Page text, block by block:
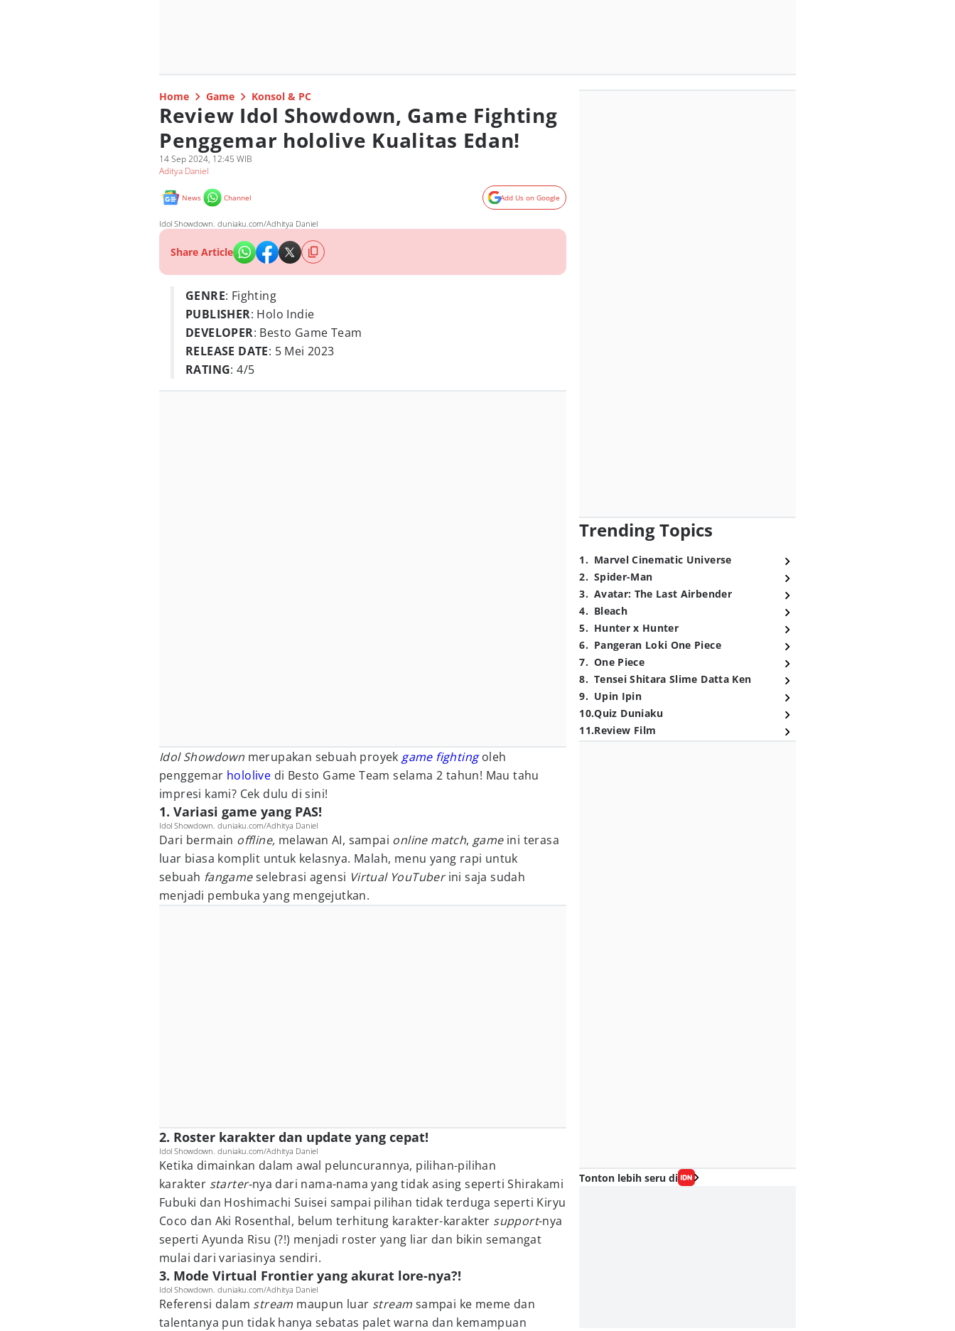
Home Game Konsol & PC
Review Idol Showdown, Game Fighting
Penggemar hololive Kualitas Edan!
14 Sep 2024, 12:45 WIB
Aditya Daniel
News Channel Add Us on Google
Idol Showdown. duniaku.com/Adhitya Daniel
Share Article
GENRE: Fighting
PUBLISHER: Holo Indie
DEVELOPER: Besto Game Team
RELEASE DATE: 5 Mei 2023
RATING: 4/5
Idol Showdown merupakan sebuah proyek game fighting oleh
penggemar hololive di Besto Game Team selama 2 tahun! Mau tahu
impresi kami? Cek dulu di sini!
1. Variasi game yang PAS!
Idol Showdown. duniaku.com/Adhitya Daniel
Dari bermain offline, melawan AI, sampai online match, game ini terasa
luar biasa komplit untuk kelasnya. Malah, menu yang rapi untuk
sebuah fangameselebrasi agensi Virtual YouTuberini saja sudah
menjadi pembuka yang mengejutkan.
2. Roster karakter dan update yang cepat!
Idol Showdown. duniaku.com/Adhitya Daniel
Ketika dimainkan dalam awal peluncurannya, pilihan-pilihan
karakter starter-nya dari nama-nama yang tidak asing seperti Shirakami
Fubuki dan Hoshimachi Suisei sampai pilihan tidak terduga seperti Kiryu
Coco dan Aki Rosenthal, belum terhitung karakter-karakter support-nya
seperti Ayunda Risu (?!) menjadi roster yang liar dan bikin semangat
mulai dari variasinya sendiri.
3. Mode Virtual Frontier yang akurat lore-nya?!
Idol Showdown. duniaku.com/Adhitya Daniel
Referensi dalam stream maupun luar stream sampai ke meme dan
talentanya pun tidak hanya sebatas palet warna dan kemampuan
Trending Topics
1. Marvel Cinematic Universe
2. Spider-Man
3. Avatar: The Last Airbender
4. Bleach
5. Hunter x Hunter
6. Pangeran Loki One Piece
7. One Piece
8. Tensei Shitara Slime Datta Ken
9. Upin Ipin
10.Quiz Duniaku
11.Review Film
Tonton lebih seru di